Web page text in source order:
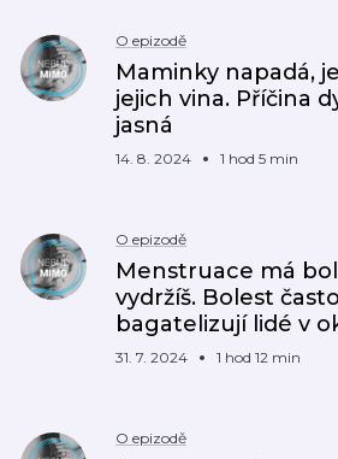
O epizodě
Maminky napadá,
jejich vina. Příčina
jasná
14. 8. 2024 1 hod 5 min
O epizodě
Menstruace má
vydržíš. Bolest často
bagatelizují lidé v
31. 7. 2024 1 hod 12 min
O epizodě